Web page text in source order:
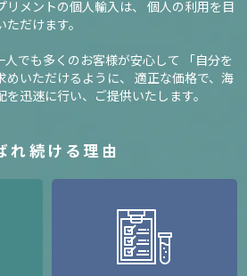
メントの個人輸入は、 個人の利用を目
だけます。
でも多くのお客様が安心して
「自分を
いただけるように、 適正な価格で、海
迅速に行い、ご提供いたします。
れ続ける理由